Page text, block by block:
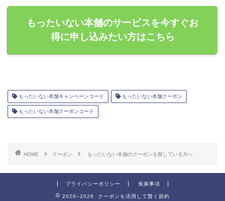
もったいない本舗のサービスを今すぐお
得に申し込みたい方はこちら
もったいない本舗キャンペーンコード もったいない本舗クーポン
もったいない本舗クーポンコード
HOME クーポン もったいない本舗のクーポンを探している方へ
プライバシーポリシー 免責事項
2020–2026 クーポンを活用して賢く節約